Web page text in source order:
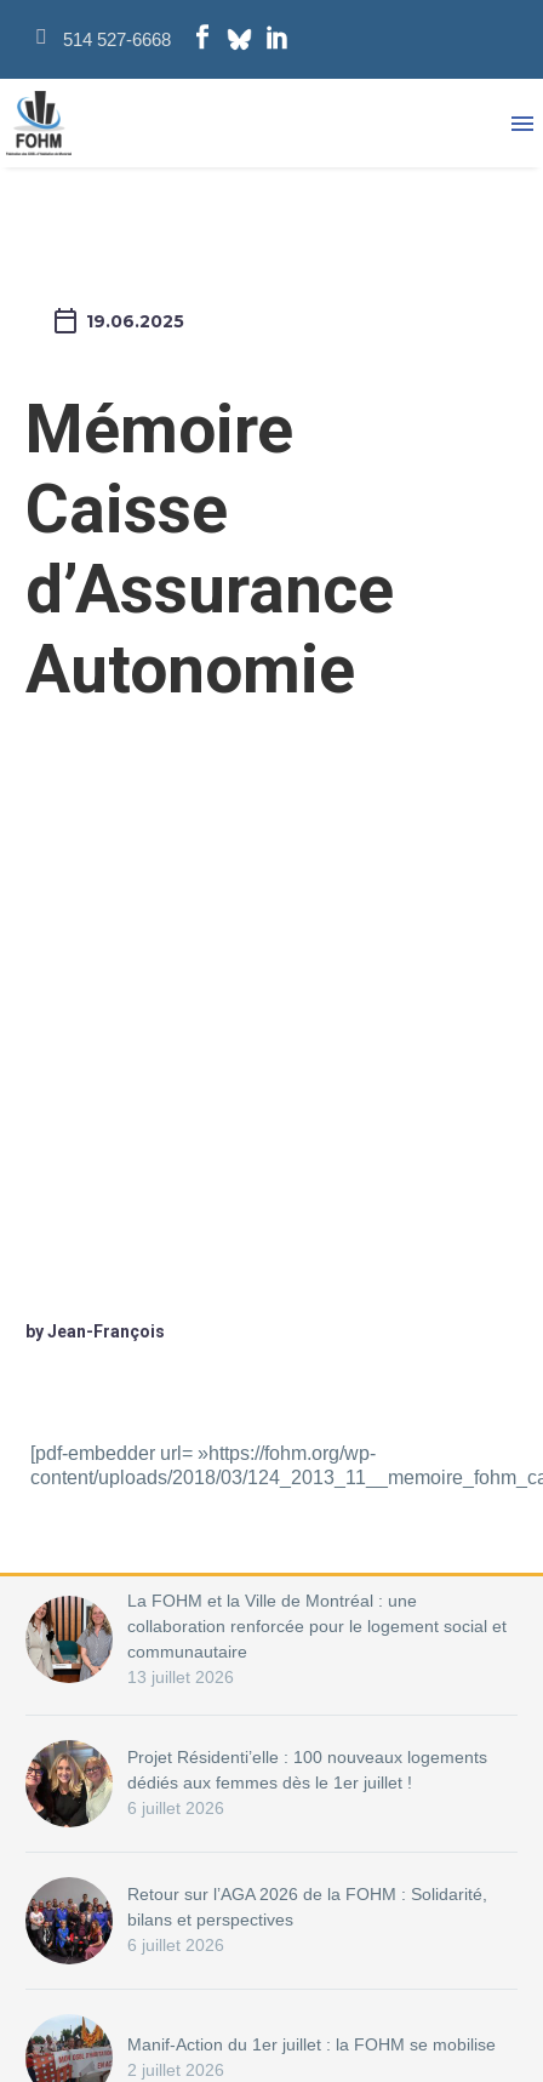
514 527-6668
19.06.2025
Mémoire
Caisse
d’Assurance
Autonomie
by Jean-François
[pdf-embedder url= »https://fohm.org/wp-
content/uploads/2018/03/
La FOHM et la Ville de Montréal : une
collaboration renforcée pour le logement social et
communautaire
13 juillet 2026
Projet Résidenti’elle : 100 nouveaux logements
dédiés aux femmes dès le 1er juillet !
6 juillet 2026
Retour sur l’AGA 2026 de la FOHM : Solidarité,
bilans et perspectives
6 juillet 2026
Manif-Action du 1er juillet : la FOHM se mobilise
2 juillet 2026